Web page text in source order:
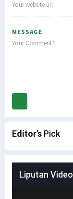
MESSAGE
Editor's Pick
Liputan Video